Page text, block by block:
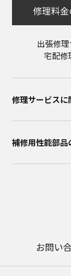
かったこと
断・営業情
の可能性
合でも、
本ウェブサ
容や条件を
取扱説明書
の資料です
修理料
出張修
宅配修
修理サービス
補修用性能部品
お問い